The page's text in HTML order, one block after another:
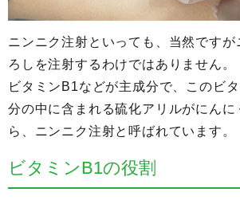
ニンニク注射といっても、当然ですが
ろしを注射するわけではありません。
ビタミンB1などが主成分で、このビ
分の中に含まれる硫化アリルがにんに
ら、ニンニク注射と呼ばれています。
ビタミンB1の役割